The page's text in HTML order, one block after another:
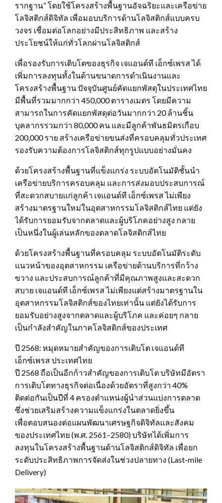
รากฐาน” โดยใช้โครงสร้างพื้นฐานอัจฉริยะและเครือข่าย
โลจิสติกส์ดิจิทัล เพื่อมอบบริการด้านโลจิสติกส์แบบครบ
วงจร เชื่อมต่อโลกอย่างมีประสิทธิภาพ และสร้าง
ประโยชน์ให้แก่ทั่วโลกผ่านโลจิสติกส์
เพื่อรองรับการเติบโตของธุรกิจ เจแอนด์ที เอ็กซ์เพรส ได้
เพิ่มการลงทุนทั้งในด้านขนาดการดำเนินงานและ
โครงสร้างพื้นฐาน ปัจจุบันศูนย์คัดแยกพัสดุในประเทศไทย
มีพื้นที่รวมมากกว่า 450,000 ตารางเมตร โดยมีความ
สามารถในการคัดแยกพัสดุต่อวันมากกว่า 20 ล้านชิ้น
บุคลากรรวมกว่า 80,000 คน และมีลูกค้าพันธมิตรเกือบ
200,000 ราย สร้างเครือข่ายขนส่งที่ครอบคลุมทั่วประเทศ
รองรับความต้องการโลจิสติกส์ทุกรูปแบบอย่างมั่นคง
ด้วยโครงสร้างพื้นฐานที่แข็งแกร่ง ระบบอัตโนมัติชั้นนำ
เครือข่ายบริการครอบคลุม และการส่งมอบประสบการณ์
ที่สะดวกสบายแก่ลูกค้า เจแอนด์ที เอ็กซ์เพรส ไม่เพียง
สร้างมาตรฐานใหม่ในอุตสาหกรรมโลจิสติกส์ไทย แต่ยัง
ได้รับการยอมรับจากตลาดและผู้บริโภคอย่างสูง กลาย
เป็นหนึ่งในผู้เล่นหลักของตลาดโลจิสติกส์ไทย
ด้วยโครงสร้างพื้นฐานที่ครอบคลุม ระบบอัตโนมัติระดับ
แนวหน้าของอุตสาหกรรม เครือข่ายด้านบริการที่กว้าง
ขวาง และประสบการณ์ลูกค้าที่มีคุณภาพสูงและสะดวก
สบาย เจแอนด์ที เอ็กซ์เพรส ไม่เพียงแต่สร้างมาตรฐานใน
อุตสาหกรรมโลจิสติกส์ของไทยเท่านั้น แต่ยังได้รับการ
ยอมรับอย่างสูงจากตลาดและผู้บริโภค และค่อยๆ กลาย
เป็นกำลังสำคัญในภาคโลจิสติกส์ของประเทศ
ปี 2568: หมุดหมายสำคัญของการเติบโต เจแอนด์ที
เอ็กซ์เพรส ประเทศไทย
ปี 2568 ถือเป็นอีกก้าวสำคัญของการเติบโต บริษัทมีอัตรา
การเติบโตทางธุรกิจต่อเนื่องด้วยอัตราที่สูงกว่า 40%
ติดต่อกันเป็นปีที่ 4 ครองตำแหน่งผู้นำส่วนแบ่งการตลาด
ซึ่งช่วยเสริมสร้างความแข็งแกร่งในตลาดยิ่งขึ้น
เพื่อตอบสนองต่อแผนพัฒนาเศรษฐกิจดิจิทัลและสังคม
ของประเทศไทย (พ.ศ. 2561–2580) บริษัทได้เพิ่มการ
ลงทุนในโครงสร้างพื้นฐานด้านโลจิสติกส์ดิจิทัล เพื่อยก
ระดับประสิทธิภาพการจัดส่งในช่วงปลายทาง (Last-mile
Delivery)